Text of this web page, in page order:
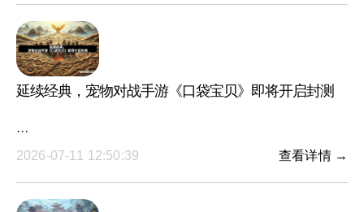
延续经典，宠物对战手游《口袋宝贝》即将开启封测
···
2026-07-11 12:50:39
查看详情 →